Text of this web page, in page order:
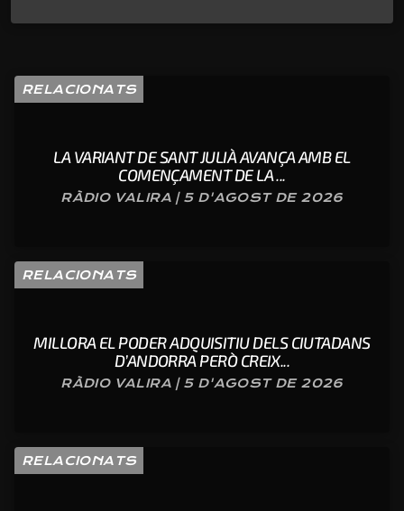
RELACIONATS
LA VARIANT DE SANT JULIÀ AVANÇA AMB EL
COMENÇAMENT DE LA ...
RÀDIO VALIRA | 5 D'AGOST DE 2026
RELACIONATS
MILLORA EL PODER ADQUISITIU DELS CIUTADANS
D’ANDORRA PERÒ CREIX...
RÀDIO VALIRA | 5 D'AGOST DE 2026
RELACIONATS